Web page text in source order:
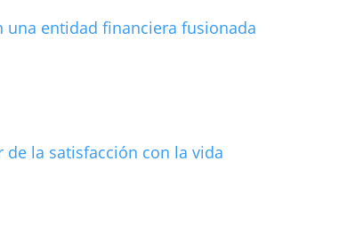
una entidad financiera fusionada
la satisfacción con la vida